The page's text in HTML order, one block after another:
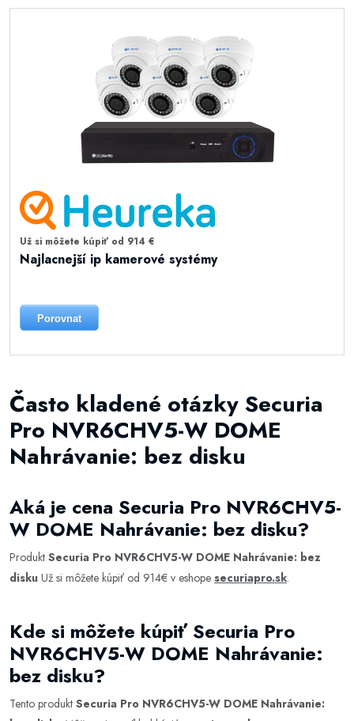
Už si môžete kúpiť od 914 €
Najlacnejší ip kamerové systémy
Porovnat
Často kladené otázky Securia
Pro NVR6CHV5-W DOME
Nahrávanie: bez disku
Aká je cena Securia Pro NVR6CHV5-
W DOME Nahrávanie: bez disku?
Produkt Securia Pro NVR6CHV5-W DOME Nahrávanie: bez
disku Už si môžete kúpiť od 914€ v eshope securiapro.sk.
Kde si môžete kúpiť Securia Pro
NVR6CHV5-W DOME Nahrávanie:
bez disku?
Tento produkt Securia Pro NVR6CHV5-W DOME Nahrávanie: